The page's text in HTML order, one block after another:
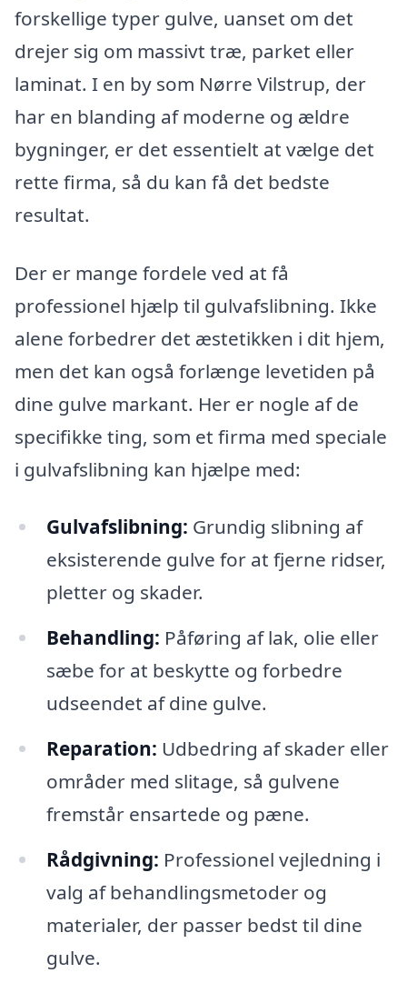
forskellige typer gulve, uanset om det
drejer sig om massivt træ, parket eller
laminat. I en by som Nørre Vilstrup, der
har en blanding af moderne og ældre
bygninger, er det essentielt at vælge det
rette firma, så du kan få det bedste
resultat.
Der er mange fordele ved at få
professionel hjælp til gulvafslibning. Ikke
alene forbedrer det æstetikken i dit hjem,
men det kan også forlænge levetiden på
dine gulve markant. Her er nogle af de
specifikke ting, som et firma med speciale
i gulvafslibning kan hjælpe med:
Gulvafslibning: Grundig slibning af
eksisterende gulve for at fjerne ridser,
pletter og skader.
Behandling: Påføring af lak, olie eller
sæbe for at beskytte og forbedre
udseendet af dine gulve.
Reparation: Udbedring af skader eller
områder med slitage, så gulvene
fremstår ensartede og pæne.
Rådgivning: Professionel vejledning i
valg af behandlingsmetoder og
materialer, der passer bedst til dine
gulve.